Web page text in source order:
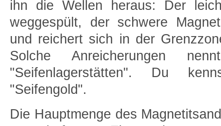
ihn die Wellen heraus: Der
weggespült, der schwere
und reichert sich in der
Solche Anreicherungen
"Seifenlagerstätten". Du
"Seifengold".
Die Hauptmenge des